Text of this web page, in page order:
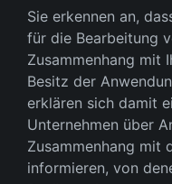
Sie erkennen an,
für die Bearbeitung
Zusammenhang mit
Besitz der
erklären sich damit
Unternehmen über
Zusammenhang mit
informieren, von